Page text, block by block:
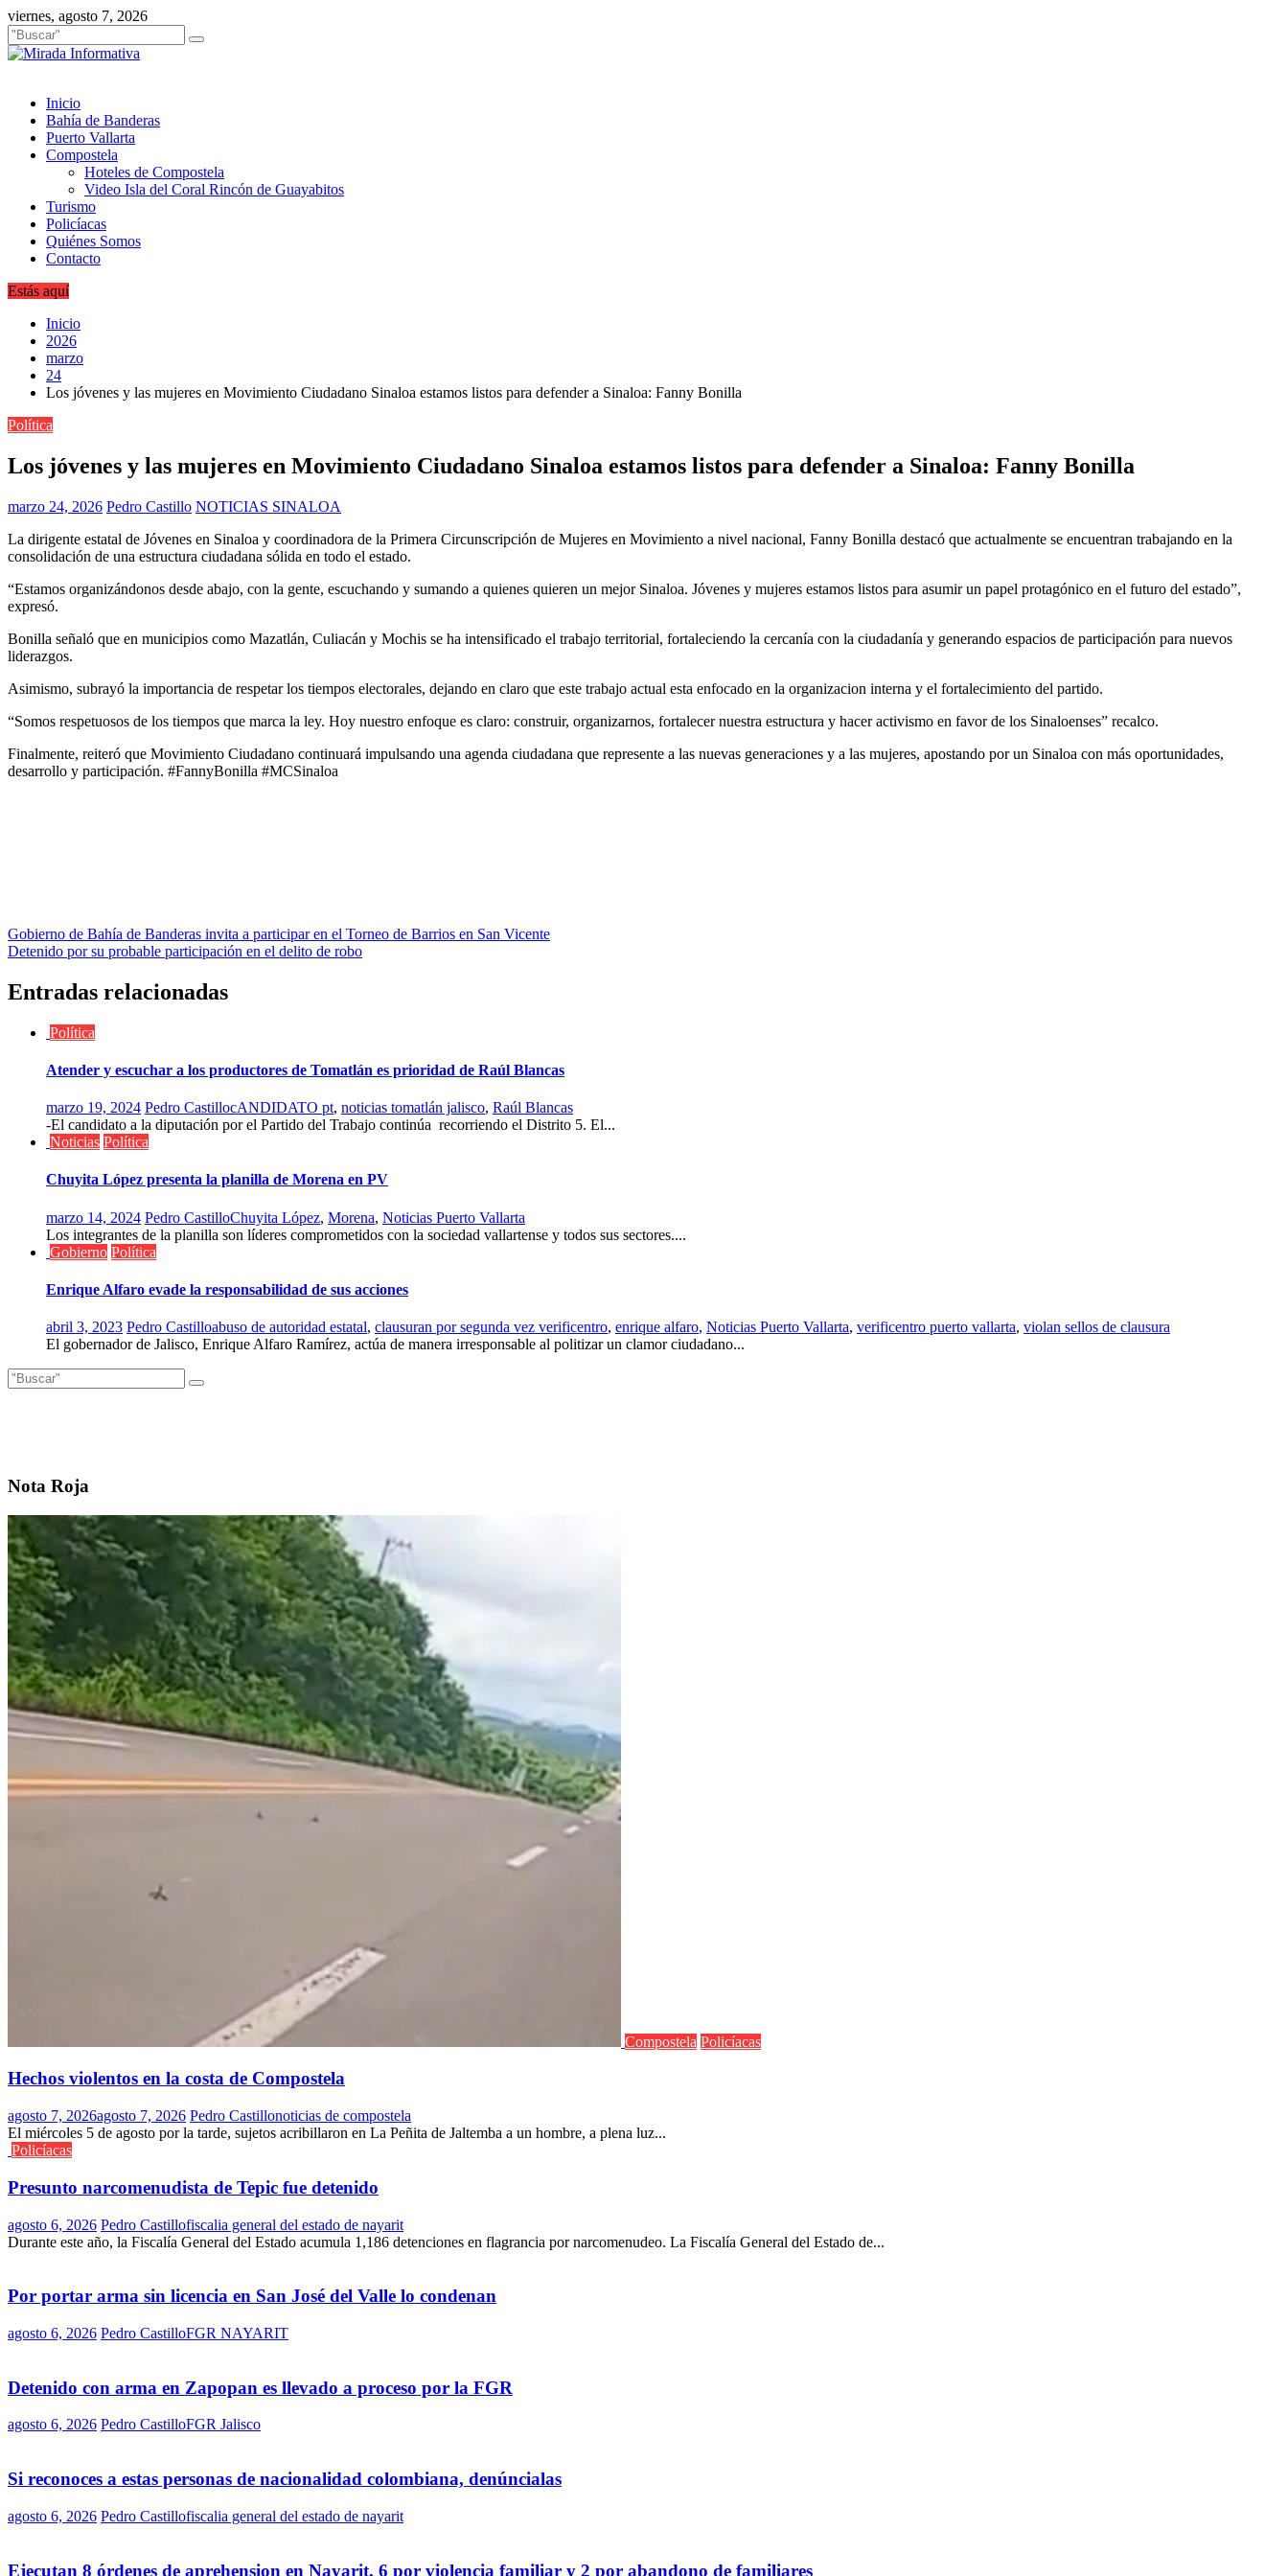
Saltar
al
contenido
viernes, agosto 7, 2026
Inicio
Bahía de Banderas
Puerto Vallarta
Compostela
Hoteles de Compostela
Video Isla del Coral Rincón de Guayabitos
Turismo
Policíacas
Quiénes Somos
Contacto
Estás aquí
Inicio
2026
marzo
24
Los jóvenes y las mujeres en Movimiento Ciudadano Sinaloa estamos listos para defender a Sinaloa: Fanny Bonilla
Política
Los jóvenes y las mujeres en Movimiento Ciudadano Sinaloa estamos listos para defender a Sinaloa: Fanny Bonilla
marzo 24, 2026 Pedro Castillo NOTICIAS SINALOA
La dirigente estatal de Jóvenes en Sinaloa y coordinadora de la Primera Circunscripción de Mujeres en Movimiento a nivel nacional, Fanny Bonilla destacó que actualmente se encuentran trabajando en la
consolidación de una estructura ciudadana sólida en todo el estado.
“Estamos organizándonos desde abajo, con la gente, escuchando y sumando a quienes quieren un mejor Sinaloa. Jóvenes y mujeres estamos listos para asumir un papel protagónico en el futuro del estado”,
expresó.
Bonilla señaló que en municipios como Mazatlán, Culiacán y Mochis se ha intensificado el trabajo territorial, fortaleciendo la cercanía con la ciudadanía y generando espacios de participación para nuevos
liderazgos.
Asimismo, subrayó la importancia de respetar los tiempos electorales, dejando en claro que este trabajo actual esta enfocado en la organizacion interna y el fortalecimiento del partido.
“Somos respetuosos de los tiempos que marca la ley. Hoy nuestro enfoque es claro: construir, organizarnos, fortalecer nuestra estructura y hacer activismo en favor de los Sinaloenses” recalco.
Finalmente, reiteró que Movimiento Ciudadano continuará impulsando una agenda ciudadana que represente a las nuevas generaciones y a las mujeres, apostando por un Sinaloa con más oportunidades,
desarrollo y participación. #FannyBonilla #MCSinaloa
Navegación
de
entradas
Gobierno de Bahía de Banderas invita a participar en el Torneo de Barrios en San Vicente
Detenido por su probable participación en el delito de robo
Entradas relacionadas
Política
Atender y escuchar a los productores de Tomatlán es prioridad de Raúl Blancas
marzo 19, 2024 Pedro CastillocANDIDATO pt, noticias tomatlán jalisco, Raúl Blancas
-El candidato a la diputación por el Partido del Trabajo continúa recorriendo el Distrito 5. El...
Noticias Política
Chuyita López presenta la planilla de Morena en PV
marzo 14, 2024 Pedro CastilloChuyita López, Morena, Noticias Puerto Vallarta
Los integrantes de la planilla son líderes comprometidos con la sociedad vallartense y todos sus sectores....
Gobierno Política
Enrique Alfaro evade la responsabilidad de sus acciones
abril 3, 2023 Pedro Castilloabuso de autoridad estatal, clausuran por segunda vez verificentro, enrique alfaro, Noticias Puerto Vallarta, verificentro puerto vallarta, violan sellos de clausura
El gobernador de Jalisco, Enrique Alfaro Ramírez, actúa de manera irresponsable al politizar un clamor ciudadano...
Nota Roja
Compostela Policíacas
Hechos violentos en la costa de Compostela
agosto 7, 2026agosto 7, 2026 Pedro Castillonoticias de compostela
El miércoles 5 de agosto por la tarde, sujetos acribillaron en La Peñita de Jaltemba a un hombre, a plena luz...
Policíacas
Presunto narcomenudista de Tepic fue detenido
agosto 6, 2026 Pedro Castillofiscalia general del estado de nayarit
Durante este año, la Fiscalía General del Estado acumula 1,186 detenciones en flagrancia por narcomenudeo. La Fiscalía General del Estado de...
Por portar arma sin licencia en San José del Valle lo condenan
agosto 6, 2026 Pedro CastilloFGR NAYARIT
Detenido con arma en Zapopan es llevado a proceso por la FGR
agosto 6, 2026 Pedro CastilloFGR Jalisco
Si reconoces a estas personas de nacionalidad colombiana, denúncialas
agosto 6, 2026 Pedro Castillofiscalia general del estado de nayarit
Ejecutan 8 órdenes de aprehension en Nayarit, 6 por violencia familiar y 2 por abandono de familiares